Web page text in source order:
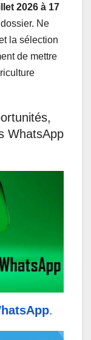
2026 à 17
Ne
la sélection
de mettre
WhatsApp
.